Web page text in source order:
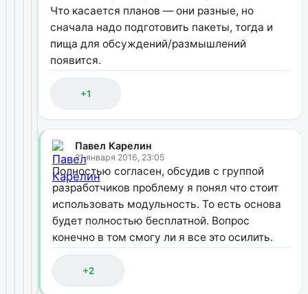
Что касается планов — они разные, но
сначала надо подготовить пакеты, тогда и
пища для обсуждений/размышлений
появится.
+1
Павел Карелин
21 января 2016, 23:05
Полностью согласен, обсудив с группой
разработчиков проблему я понял что стоит
использовать модульность. То есть основа
будет полностью бесплатной. Вопрос
конечно в том смогу ли я все это осилить.
+2